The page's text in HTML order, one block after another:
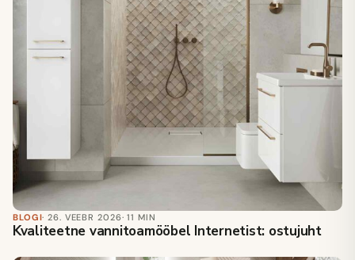
BLOGI· 26. VEEBR 2026· 11 MIN
Kvaliteetne vannitoamööbel Internetist: ostujuht